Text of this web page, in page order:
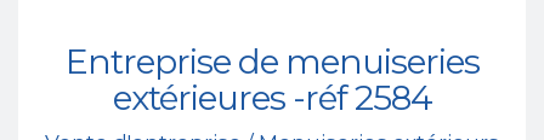
Entreprise de menuiseries
extérieures -réf 2584